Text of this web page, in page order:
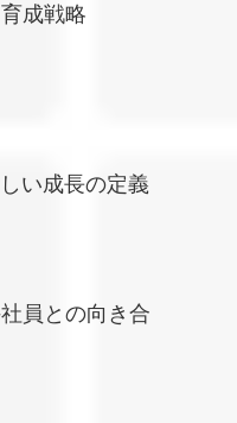
成戦略
い成長の定義
員との向き合